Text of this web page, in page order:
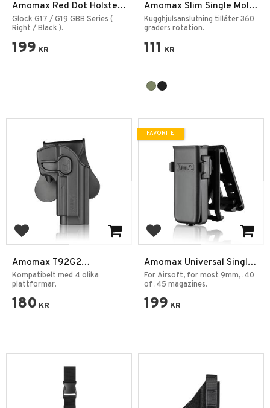
Amomax Red Dot Holster
Glock 17/19
Glock G17 / G19 GBB Series (
Right / Black ).
199 KR
Amomax Slim Single Molle
Attachment
Kugghjulsanslutning tillåter 360
graders rotation.
111 KR
Add to favorites
Amomax T92G2
Polymerhölster
Kompatibelt med 4 olika
plattformar.
180 KR
Add to favorites
Amomax Universal Single
Pouch AM-SMP-UB2
For Airsoft, for most 9mm, .40
of .45 magazines.
199 KR
FAVORITE